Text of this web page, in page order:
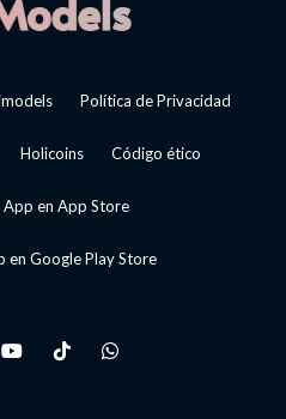
Política de Privacidad
Holicoins Código ético
App en App Store
en Google Play Store